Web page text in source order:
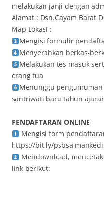
melakukan janji dengan
Alamat : Dsn.Gayam Barat
Map Lokasi :
Mengisi formulir
Menyerahkan berkas-
Melakukan tes masuk
orang tua
Menunggu
santriwati baru tahun
PENDAFTARAN ONLINE
Mengisi form
https://bit.ly/
Mendownload,
link berikut: